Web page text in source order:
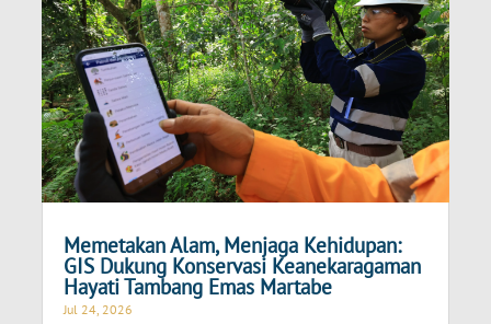
Memetakan Alam, Menjaga Kehidupan:
GIS Dukung Konservasi Keanekaragaman
Hayati Tambang Emas Martabe
Jul 24, 2026